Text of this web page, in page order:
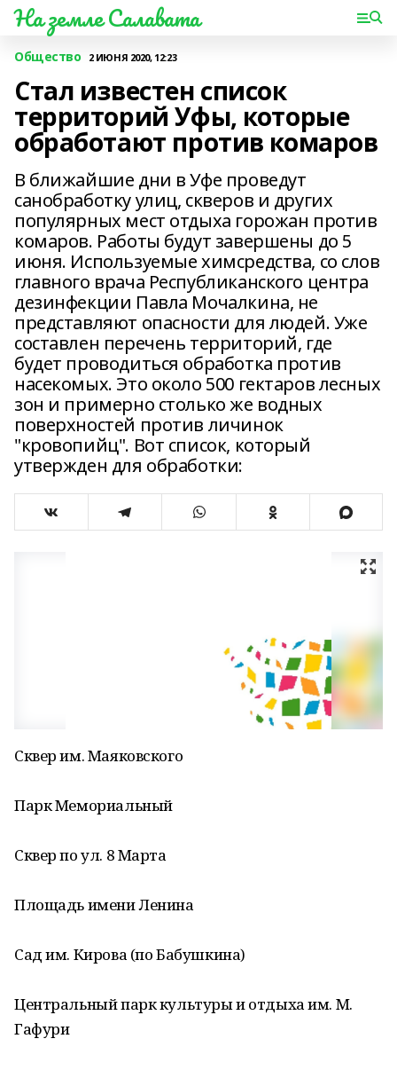
На земле Салавата
Общество 2 ИЮНЯ 2020, 12:23
Стал известен список
территорий Уфы, которые
обработают против комаров
В ближайшие дни в Уфе проведут
санобработку улиц, скверов и других
популярных мест отдыха горожан против
комаров. Работы будут завершены до 5
июня. Используемые химсредства, со слов
главного врача Республиканского центра
дезинфекции Павла Мочалкина, не
представляют опасности для людей. Уже
составлен перечень территорий, где
будет проводиться обработка против
насекомых. Это около 500 гектаров лесных
зон и примерно столько же водных
поверхностей против личинок
"кровопийц". Вот список, который
утвержден для обработки:
Сквер им. Маяковского
Парк Мемориальный
Сквер по ул. 8 Марта
Площадь имени Ленина
Сад им. Кирова (по Бабушкина)
Центральный парк культуры и отдыха им. М.
Гафури